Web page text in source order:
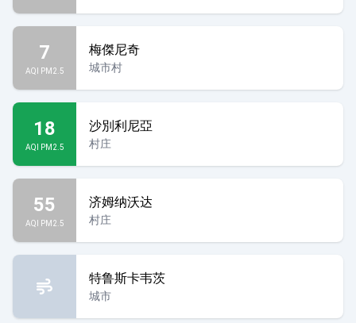
7
AQI PM2.5
梅傑尼奇
城市村
18
AQI PM2.5
沙別利尼亞
村庄
55
AQI PM2.5
济姆纳沃达
村庄
特鲁斯卡韦茨
城市